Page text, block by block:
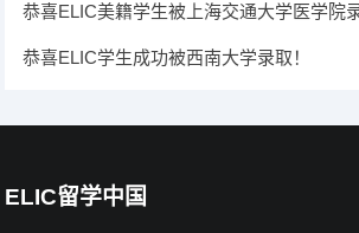
恭喜ELIC美籍学生被上海交通大学医学院录
恭喜ELIC学生成功被西南大学录取！
ELIC留学中国